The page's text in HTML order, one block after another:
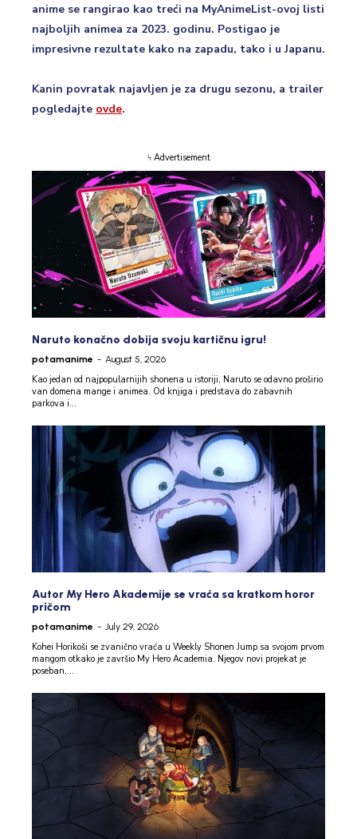
anime se rangirao kao treći na MyAnimeList-ovoj listi
najboljih animea za 2023. godinu. Postigao je
impresivne rezultate kako na zapadu, tako i u Japanu.
Kanin povratak najavljen je za drugu sezonu, a trailer
pogledajte ovde.
ϟ Advertisement
Naruto konačno dobija svoju kartičnu igru!
potamanime - August 5, 2026
Kao jedan od najpopularnijih shonena u istoriji, Naruto se odavno proširio
van domena mange i animea. Od knjiga i predstava do zabavnih
parkova i...
Autor My Hero Akademije se vraća sa kratkom horor
pričom
potamanime - July 29, 2026
Kohei Horikoši se zvanično vraća u Weekly Shonen Jump sa svojom prvom
mangom otkako je završio My Hero Academia. Njegov novi projekat je
poseban,...